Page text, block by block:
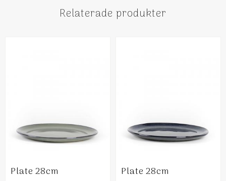
Relaterade produkter
Plate 28cm Plate 28cm